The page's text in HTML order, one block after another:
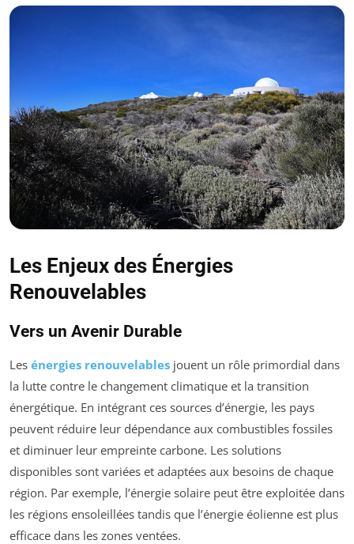
Les Enjeux des Énergies
Renouvelables
Vers un Avenir Durable
Les énergies renouvelables jouent un rôle primordial dans
la lutte contre le changement climatique et la transition
énergétique. En intégrant ces sources d’énergie, les pays
peuvent réduire leur dépendance aux combustibles fossiles
et diminuer leur empreinte carbone. Les solutions
disponibles sont variées et adaptées aux besoins de chaque
région. Par exemple, l’énergie solaire peut être exploitée dans
les régions ensoleillées tandis que l’énergie éolienne est plus
efficace dans les zones ventées.